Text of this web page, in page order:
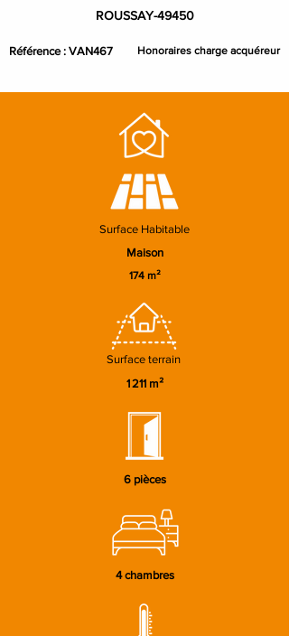
ROUSSAY-49450
Référence : VAN467 Honoraires charge acquéreur
Surface Habitable
Maison
174 m²
Surface terrain
1 211 m²
6 pièces
4 chambres